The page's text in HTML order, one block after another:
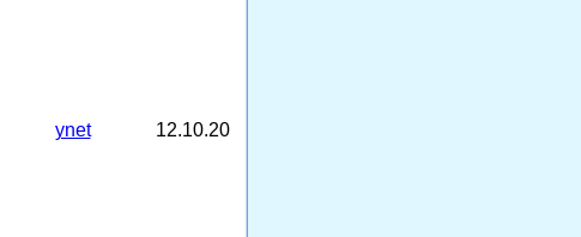
12.10.20
ynet